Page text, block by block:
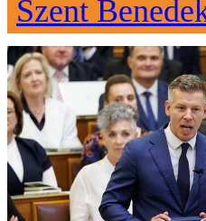
Szent